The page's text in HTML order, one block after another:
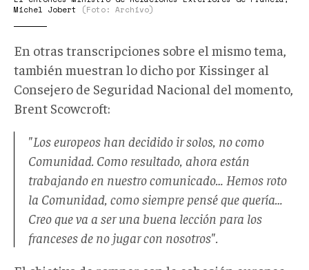
Michel Jobert
(Foto: Archivo)
En otras transcripciones sobre el mismo tema,
también muestran lo dicho por Kissinger al
Consejero de Seguridad Nacional del momento,
Brent Scowcroft:
"Los europeos han decidido ir solos, no como
Comunidad. Como resultado, ahora están
trabajando en nuestro comunicado… Hemos roto
la Comunidad, como siempre pensé que quería…
Creo que va a ser una buena lección para los
franceses de no jugar con nosotros".